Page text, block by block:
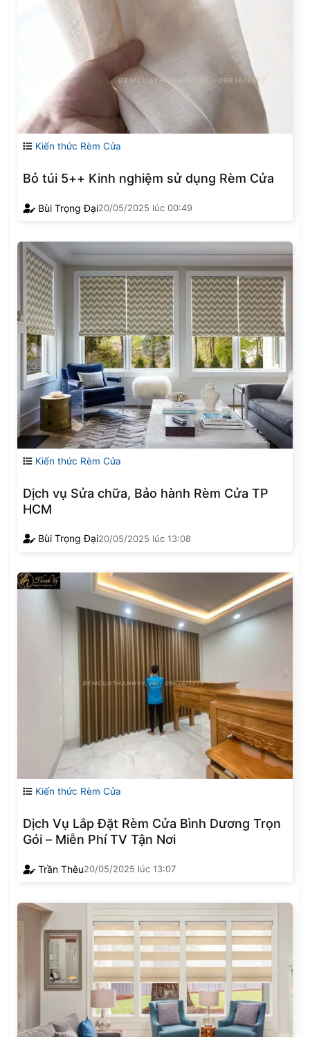
Kiến thức Rèm Cửa
Bỏ túi 5++ Kinh nghiệm sử dụng Rèm Cửa
Bùi Trọng Đại20/05/2025 lúc 00:49
Kiến thức Rèm Cửa
Dịch vụ Sửa chữa, Bảo hành Rèm Cửa TP
HCM
Bùi Trọng Đại20/05/2025 lúc 13:08
Kiến thức Rèm Cửa
Dịch Vụ Lắp Đặt Rèm Cửa Bình Dương Trọn
Gói – Miễn Phí TV Tận Nơi
Trần Thêu20/05/2025 lúc 13:07